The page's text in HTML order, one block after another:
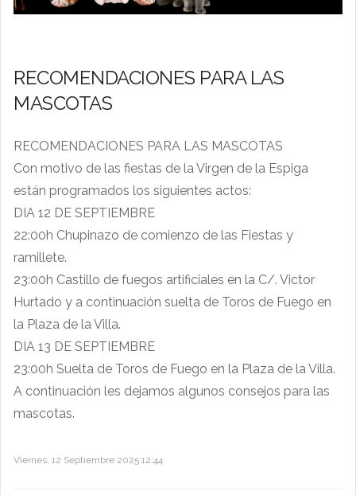
RECOMENDACIONES PARA LAS
MASCOTAS
RECOMENDACIONES PARA LAS MASCOTAS
Con motivo de las fiestas de la Virgen de la Espiga
están programados los siguientes actos:
DIA 12 DE SEPTIEMBRE
22:00h Chupinazo de comienzo de las Fiestas y
ramillete.
23:00h Castillo de fuegos artificiales en la C/. Victor
Hurtado y a continuación suelta de Toros de Fuego en
la Plaza de la Villa.
DIA 13 DE SEPTIEMBRE
23:00h Suelta de Toros de Fuego en la Plaza de la Villa.
A continuación les dejamos algunos consejos para las
mascotas.
Viernes, 12 Septiembre 2025 12:44